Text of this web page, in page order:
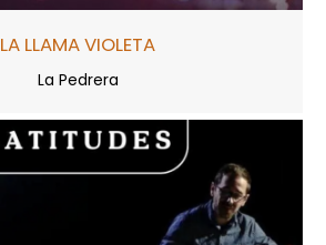
LA LLAMA VIOLETA
La Pedrera